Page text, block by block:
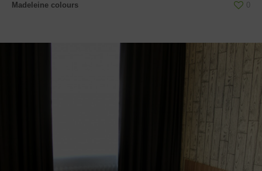
Madeleine colours 0